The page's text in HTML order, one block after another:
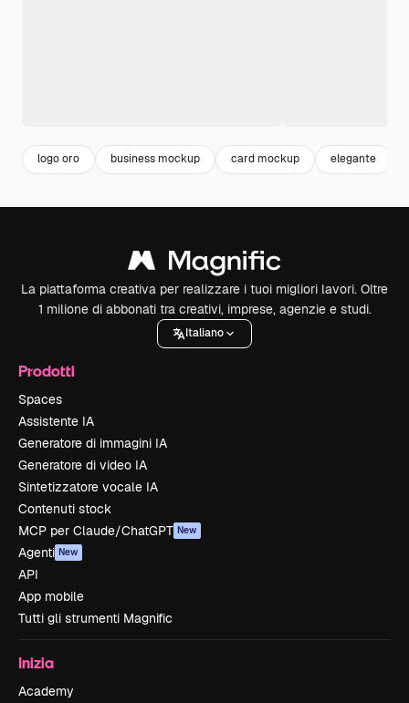
logo oro business mockup card mockup elegante
La piattaforma creativa per realizzare i tuoi migliori lavori. Oltre
1 milione di abbonati tra creativi, imprese, agenzie e studi.
Italiano
Prodotti
Spaces
Assistente IA
Generatore di immagini IA
Generatore di video IA
Sintetizzatore vocale IA
Contenuti stock
MCP per Claude/ChatGPT New
Agenti New
API
App mobile
Tutti gli strumenti Magnific
Inizia
Academy